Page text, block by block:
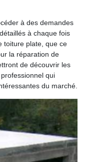
à des demandes
à chaque fois
toiture plate, que ce
la réparation de
de découvrir les
qui
du marché.